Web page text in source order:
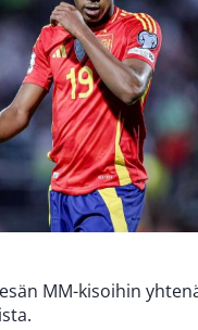
MM-kisoihin